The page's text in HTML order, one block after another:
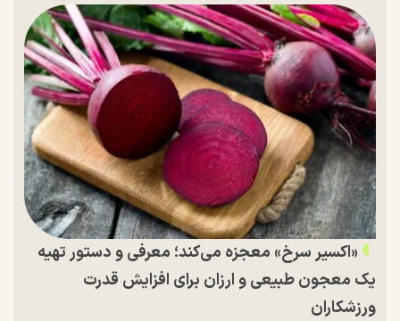
«اکسیر سرخ» معجزه می‌کند؛ معرفی و دستور تهیه
یک معجون طبیعی و ارزان برای افزایش قدرت
ورزشکاران